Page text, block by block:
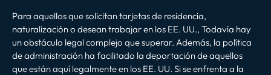
Para aquellos que solicitan tarjetas de residencia,
naturalización o desean trabajar en los EE. UU., Todavía hay
un obstáculo legal complejo que superar. Además, la política
de administración ha facilitado la deportación de aquellos
que están aquí legalmente en los EE. UU. Si se enfrenta a la